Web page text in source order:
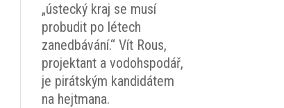
„ústecký kraj se musí
probudit po létech
zanedbávání.“ Vít Rous,
projektant a vodohspodář,
je pirátským kandidátem
na hejtmana.